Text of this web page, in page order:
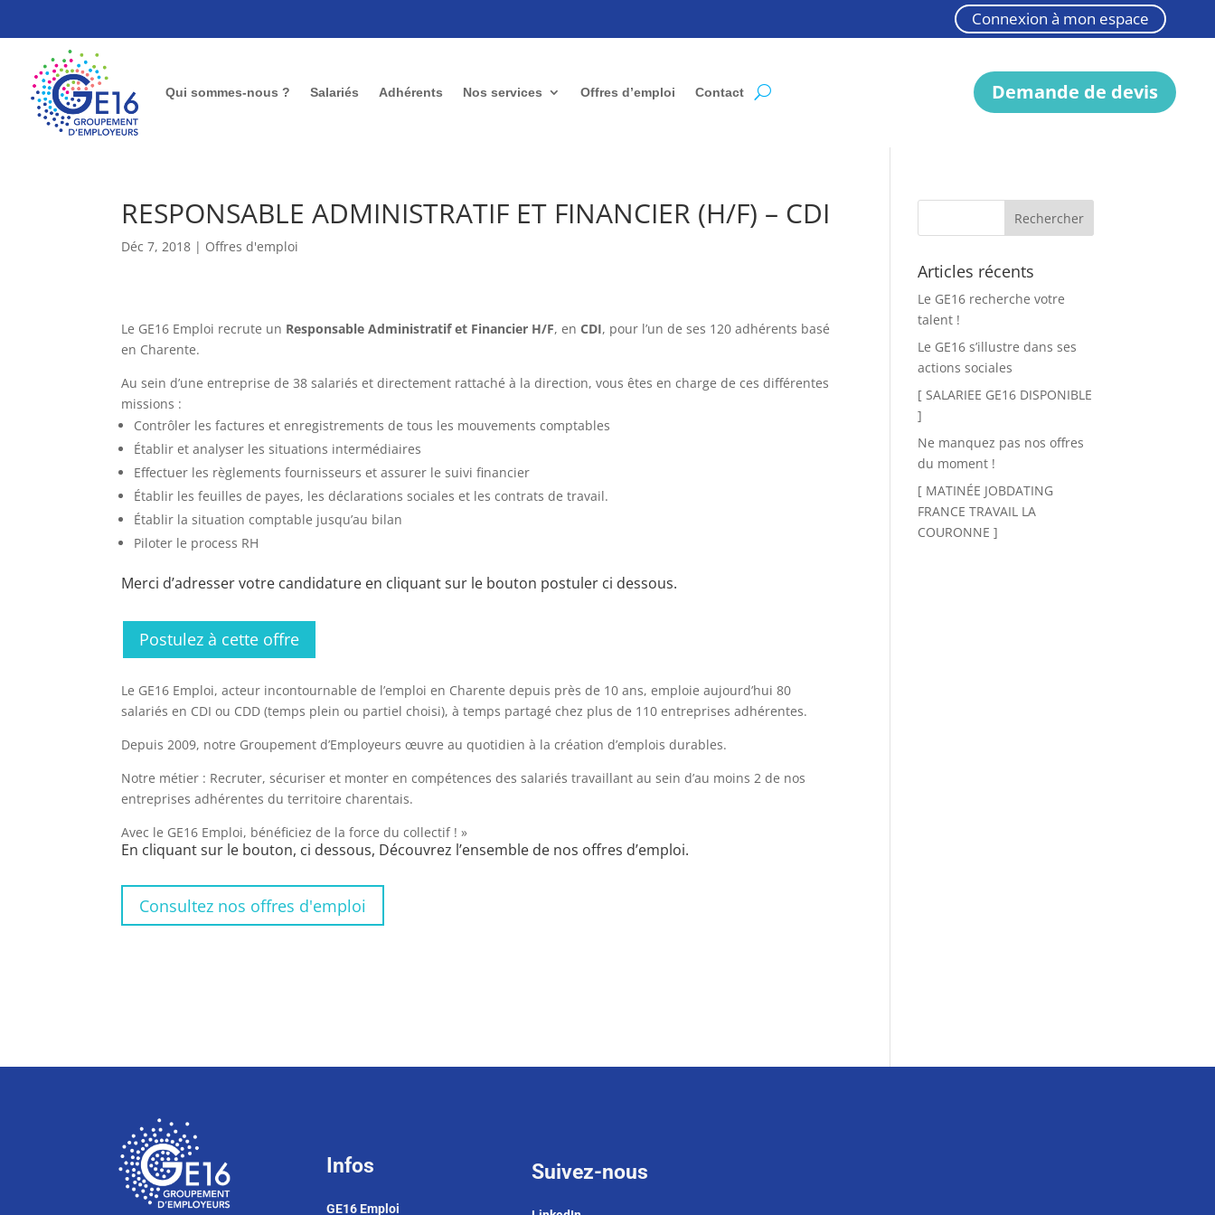
Connexion à mon espace
Qui sommes-nous ? Salariés Adhérents Nos services Offres d’emploi Contact Demande de devis
RESPONSABLE ADMINISTRATIF ET FINANCIER (H/F) – CDI
Déc 7, 2018 | Offres d'emploi
Le GE16 Emploi recrute un Responsable Administratif et Financier H/F, en CDI, pour l’un de ses 120 adhérents basé
en Charente.
Au sein d’une entreprise de 38 salariés et directement rattaché à la direction, vous êtes en charge de ces différentes
missions :
Contrôler les factures et enregistrements de tous les mouvements comptables
Établir et analyser les situations intermédiaires
Effectuer les règlements fournisseurs et assurer le suivi financier
Établir les feuilles de payes, les déclarations sociales et les contrats de travail.
Établir la situation comptable jusqu’au bilan
Piloter le process RH
Merci d’adresser votre candidature en cliquant sur le bouton postuler ci dessous.
Postulez à cette offre
Le GE16 Emploi, acteur incontournable de l’emploi en Charente depuis près de 10 ans, emploie aujourd’hui 80
salariés en CDI ou CDD (temps plein ou partiel choisi), à temps partagé chez plus de 110 entreprises adhérentes.
Depuis 2009, notre Groupement d’Employeurs œuvre au quotidien à la création d’emplois durables.
Notre métier : Recruter, sécuriser et monter en compétences des salariés travaillant au sein d’au moins 2 de nos
entreprises adhérentes du territoire charentais.
Avec le GE16 Emploi, bénéficiez de la force du collectif ! »
En cliquant sur le bouton, ci dessous, Découvrez l’ensemble de nos offres d’emploi.
Consultez nos offres d'emploi
Articles récents
Le GE16 recherche votre
talent !
Le GE16 s’illustre dans ses
actions sociales
[ SALARIEE GE16 DISPONIBLE
]
Ne manquez pas nos offres
du moment !
[ MATINÉE JOBDATING
FRANCE TRAVAIL LA
COURONNE ]
Infos
GE16 Emploi
Suivez-nous